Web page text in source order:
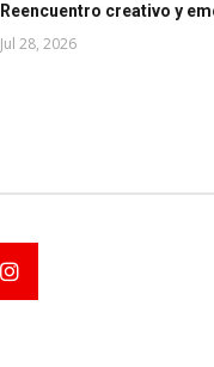
Reencuentro creativo y
Jul 28, 2026